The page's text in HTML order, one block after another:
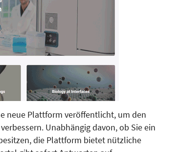
neue Plattform veröffentlicht, um den
Unabhängig davon, ob Sie ein
die Plattform bietet nützliche